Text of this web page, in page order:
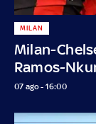
Milan-
Ramos-
MILAN
07 ago - 16:00